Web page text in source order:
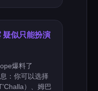
疑似只能扮演
爆料了
：你可以选择
）、姆巴